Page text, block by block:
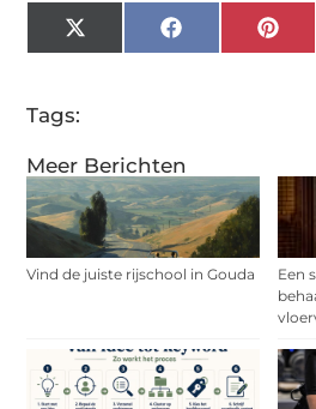
Meer Berichten
Vind de juiste rijschool in Gouda
Een
X
(Twitter)
Facebook
Tags: